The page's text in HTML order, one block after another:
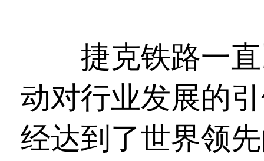
捷克铁路一直
动对行业发展的
经达到了世界领